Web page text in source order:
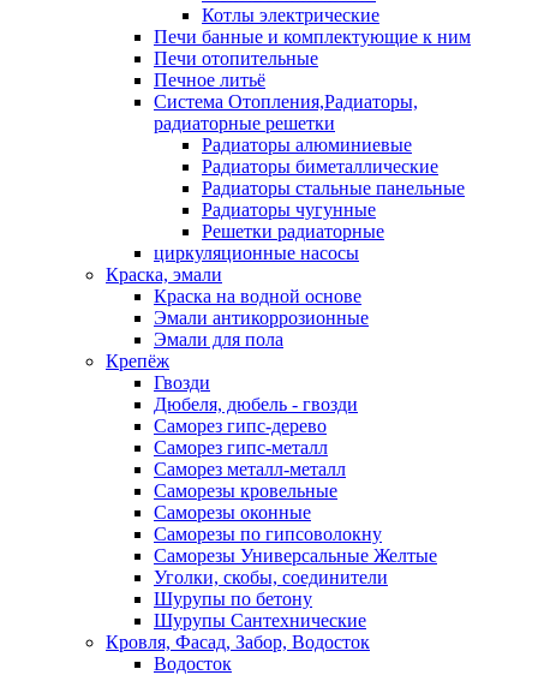
Котлы электрические
Печи банные и комплектующие к ним
Печи отопительные
Печное литьё
Система Отопления,Радиаторы,
радиаторные решетки
Радиаторы алюминиевые
Радиаторы биметаллические
Радиаторы стальные панельные
Радиаторы чугунные
Решетки радиаторные
циркуляционные насосы
Краска, эмали
Краска на водной основе
Эмали антикоррозионные
Эмали для пола
Крепёж
Гвозди
Дюбеля, дюбель - гвозди
Саморез гипс-дерево
Саморез гипс-металл
Саморез металл-металл
Саморезы кровельные
Саморезы оконные
Саморезы по гипсоволокну
Саморезы Универсальные Желтые
Уголки, скобы, соединители
Шурупы по бетону
Шурупы Сантехнические
Кровля, Фасад, Забор, Водосток
Водосток